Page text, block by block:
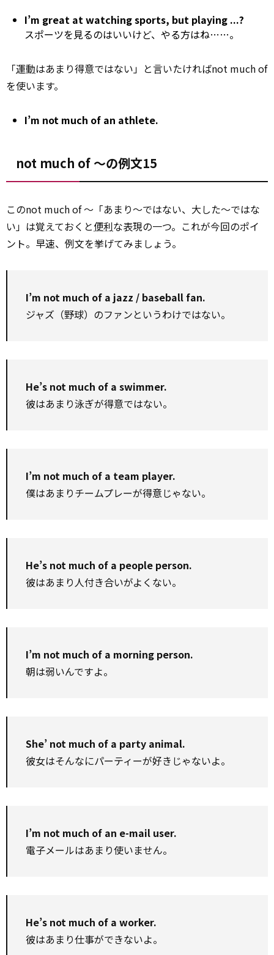
I’m great at watching sports, but playing ...?
スポーツを見るのはいいけど、やる方はね……。
「運動はあまり得意ではない」と言いたければnot much of
を使います。
I’m not much of an athlete.
not much of ～の例文15
このnot much of ～「あまり～ではない、大した～ではな
い」は覚えておくと便利な表現の一つ。これが今回のポイ
ント。早速、例文を挙げてみましょう。
I’m not much of a jazz / baseball fan.
ジャズ（野球）のファンというわけではない。
He’s not much of a swimmer.
彼はあまり泳ぎが得意ではない。
I’m not much of a team player.
僕はあまりチームプレーが得意じゃない。
He’s not much of a people person.
彼はあまり人付き合いがよくない。
I’m not much of a morning person.
朝は弱いんですよ。
She’ not much of a party animal.
彼女はそんなにパーティーが好きじゃないよ。
I’m not much of an e-mail user.
電子メールはあまり使いません。
He’s not much of a worker.
彼はあまり仕事ができないよ。